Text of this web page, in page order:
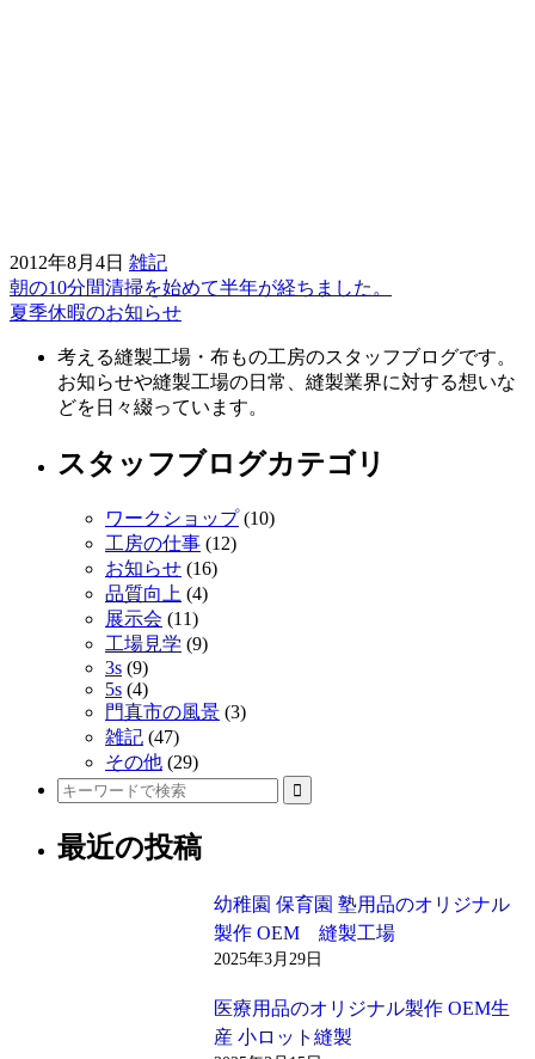
2012年8月4日 雑記
前
後
朝の10分間清掃を始めて半年が経ちました。
夏季休暇のお知らせ
考える縫製工場・布もの工房のスタッフブログです。
お知らせや縫製工場の日常、縫製業界に対する想いな
どを日々綴っています。
スタッフブログカテゴリ
ワークショップ(10)
工房の仕事 (12)
お知らせ (16)
品質向上 (4)
展示会 (11)
工場見学 (9)
3s (9)
5s (4)
門真市の風景 (3)
雑記 (47)
その他 (29)
最近の投稿
幼稚園 保育園 塾用品のオリジナル
製作 OEM 縫製工場
2025年3月29日
医療用品のオリジナル製作 OEM生
産 小ロット縫製